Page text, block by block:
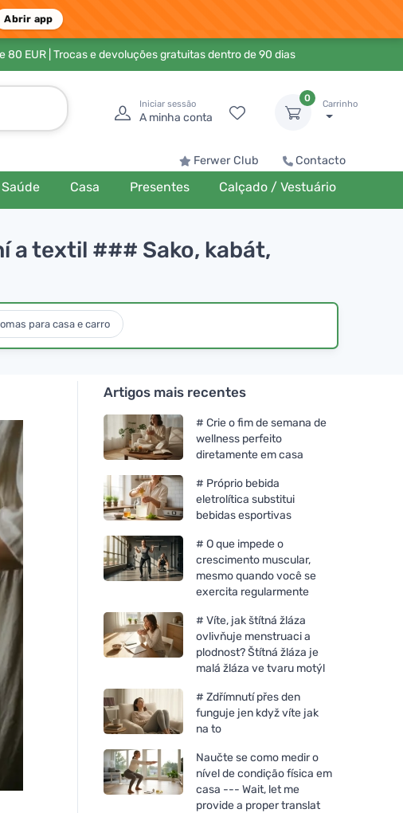
Abrir app
80 EUR| Trocas e devoluções gratuitas dentro de 90 dias
Iniciar sessão
A minha conta
0
Carrinho
Ferwer Club Contacto
Saúde Casa Presentes Calçado / Vestuário
a textil ### Sako, kabát,
para casa e carro
Artigos mais recentes
# Crie o fim de semana de
wellness perfeito
diretamente em casa
# Próprio bebida
eletrolítica substitui
bebidas esportivas
# O que impede o
crescimento muscular,
mesmo quando você se
exercita regularmente
# Víte, jak štítná žláza
ovlivňuje menstruaci a
plodnost? Štítná žláza je
malá žláza ve tvaru motýl
# Zdřímnutí přes den
funguje jen když víte jak
na to
Naučte se como medir o
nível de condição física em
casa --- Wait, let me
provide a proper translat